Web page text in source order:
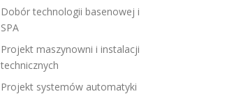
Dobór technologii basenowej i
SPA
Projekt maszynowni i instalacji
technicznych
Projekt systemów automatyki